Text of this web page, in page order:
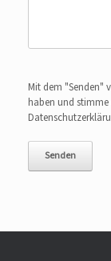
Mit dem "Senden"
haben und